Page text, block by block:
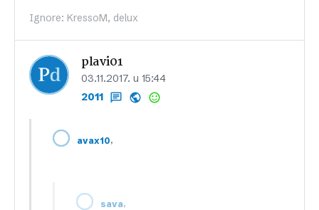
Ignore: KressoM, delux
plavi01
03.11.2017. u 15:44
2011
avax10,
sava,